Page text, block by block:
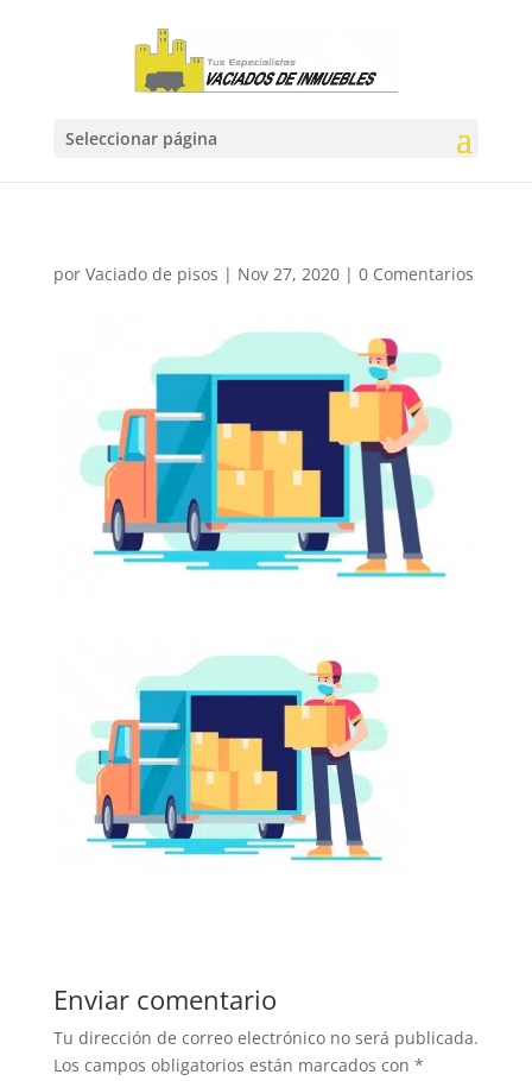
Seleccionar página
por Vaciado de pisos | Nov 27, 2020| 0 Comentarios
Enviar comentario
Tu dirección de correo electrónico no será publicada.
Los campos obligatorios están marcados con *